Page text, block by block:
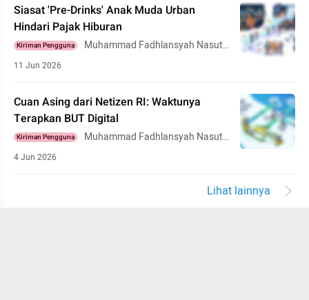
Siasat 'Pre-Drinks' Anak Muda Urban
Hindari Pajak Hiburan
Kiriman Pengguna
Muhammad Fadhlansyah Nasuti
11 Jun 2026
Cuan Asing dari Netizen RI: Waktunya
Terapkan BUT Digital
Kiriman Pengguna
Muhammad Fadhlansyah Nasuti
4 Jun 2026
Lihat lainnya